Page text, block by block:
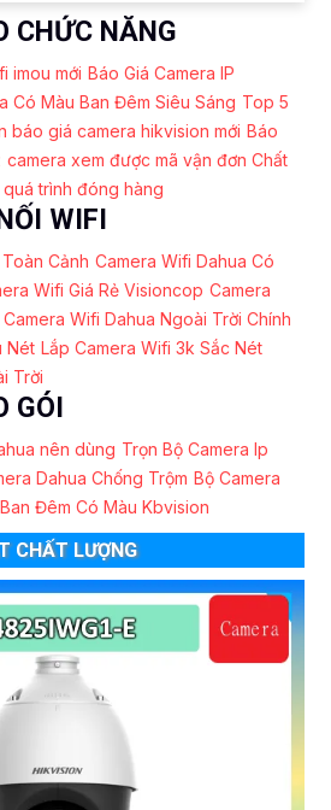
CHỨC NĂNG
imou mới Báo Giá Camera IP
Có Màu Ban Đêm Siêu Sáng Top 5
báo giá camera hikvision mới Báo
camera xem được mã vận đơn Chất
trình đóng hàng
WIFI
Cảnh Camera Wifi Dahua Có
Wifi Giá Rẻ Visioncop Camera
Wifi Dahua Ngoài Trời Chính
Nét Lắp Camera Wifi 3k Sắc Nét
Trời
GÓI
nên dùng Trọn Bộ Camera Ip
Dahua Chống Trộm Bộ Camera
Đêm Có Màu Kbvision
CHẤT LƯỢNG